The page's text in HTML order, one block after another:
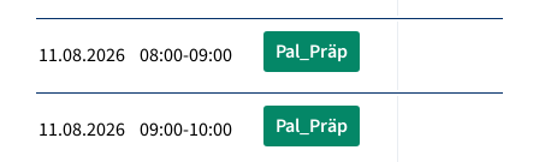
11.08.2026 08:00-09:00 Pal_Präp
11.08.2026 09:00-10:00 Pal_Präp